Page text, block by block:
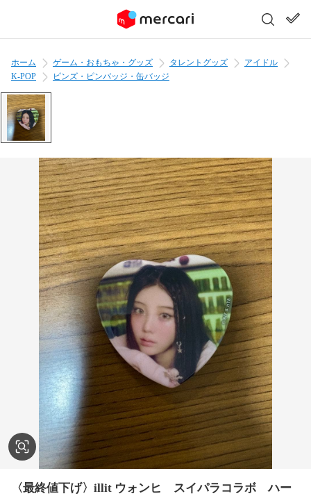
ホーム ゲーム・おもちゃ・グッズ タレントグッズ
アイドル
K-POP
ピンズ・ピンバッジ・缶バッジ
〈最終値下げ〉illit ウォンヒ スイパラコラボ ハー